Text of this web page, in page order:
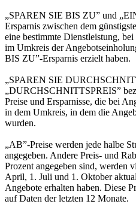
„SPAREN SIE BIS ZU” und
Ersparnis zwischen dem
eine bestimmte Dienstleistung,
im Umkreis der
BIS ZU”-Ersparnis erzielt haben.
„SPAREN SIE
„DURCHSCHNITTSPREIS”
Preise und Ersparnisse, die bei
in dem Umkreis, in dem die
wurden.
„AB”-Preise werden jede halbe
angegeben. Andere Preis- und
Prozent angegeben sind, werden
April, 1. Juli und 1. Oktober
Angebote erhalten haben. Diese
auf Daten der letzten 12 Monate.